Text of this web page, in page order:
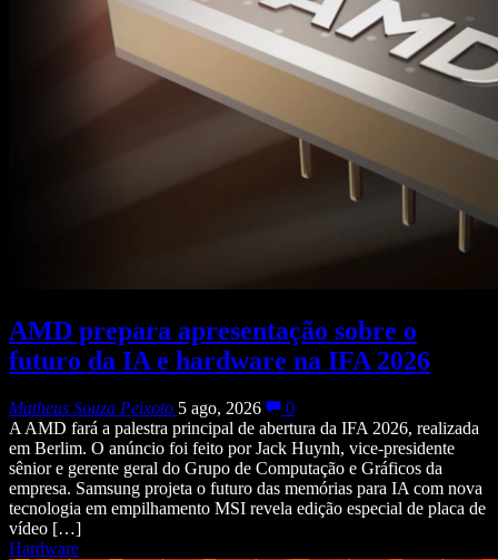
AMD prepara apresentação sobre o
futuro da IA e hardware na IFA 2026
Matheus Souza Peixoto 5 ago, 2026
0
A AMD fará a palestra principal de abertura da IFA 2026, realizada
em Berlim. O anúncio foi feito por Jack Huynh, vice-presidente
sênior e gerente geral do Grupo de Computação e Gráficos da
empresa. Samsung projeta o futuro das memórias para IA com nova
tecnologia em empilhamento MSI revela edição especial de placa de
vídeo […]
Hardware